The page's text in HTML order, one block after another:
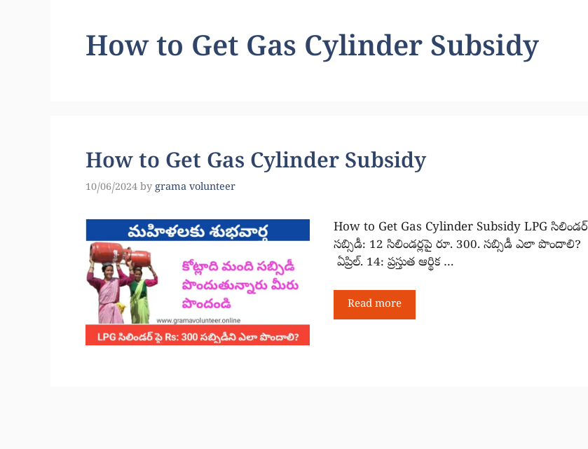
How to Get Gas Cylinder Subsidy
How to Get Gas Cylinder Subsidy
10/06/2024 by grama volunteer
How to Get Gas Cylinder Subsidy LPG సిలిండర్
సబ్సిడీ: 12 సిలిండర్లపై రూ. 300. సబ్సిడీ ఎలా పొందాలి?
ఏప్రిల్. 14: ప్రస్తుత ఆర్థిక …
Read more